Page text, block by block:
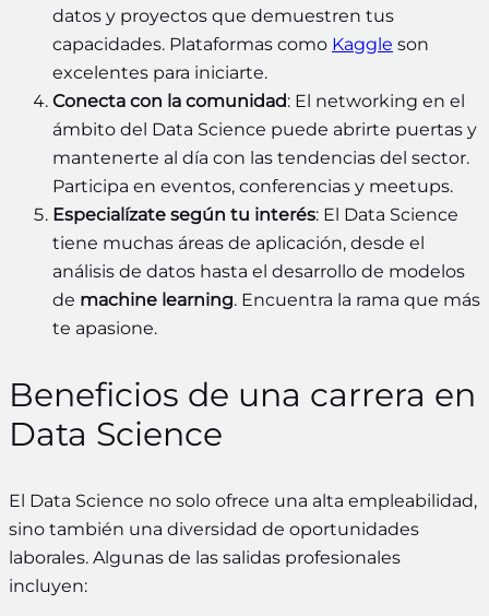
datos y proyectos que demuestren tus
capacidades. Plataformas como Kaggle son
excelentes para iniciarte.
Conecta con la comunidad: El networking en el
ámbito del Data Science puede abrirte puertas y
mantenerte al día con las tendencias del sector.
Participa en eventos, conferencias y meetups.
Especialízate según tu interés: El Data Science
tiene muchas áreas de aplicación, desde el
análisis de datos hasta el desarrollo de modelos
de machine learning. Encuentra la rama que más
te apasione.
Beneficios de una carrera en
Data Science
El Data Science no solo ofrece una alta empleabilidad,
sino también una diversidad de oportunidades
laborales. Algunas de las salidas profesionales
incluyen: